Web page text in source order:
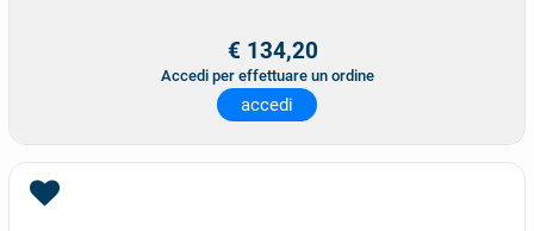
€ 134,20
Accedi per effettuare un ordine
accedi